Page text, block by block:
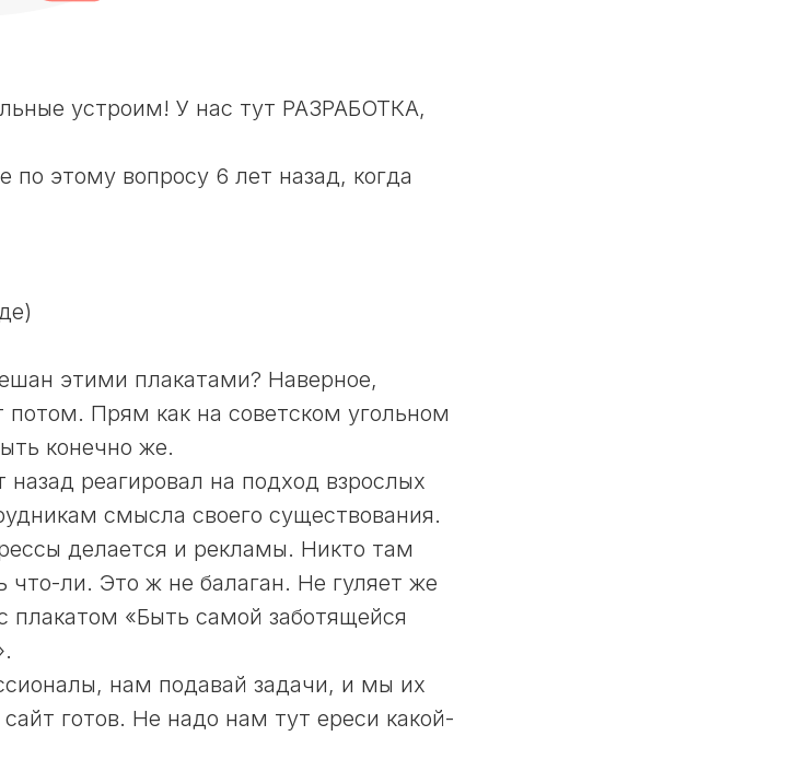
устроим! У нас тут РАЗРАБОТКА,
по этому вопросу 6 лет назад, когда
этими плакатами? Наверное,
Прям как на советском угольном
конечно же.
назад реагировал на подход взрослых
смысла своего существования.
делается и рекламы. Никто там
ли. Это ж не балаган. Не гуляет же
плакатом «Быть самой заботящейся
нам подавай задачи, и мы их
готов. Не надо нам тут ереси какой-